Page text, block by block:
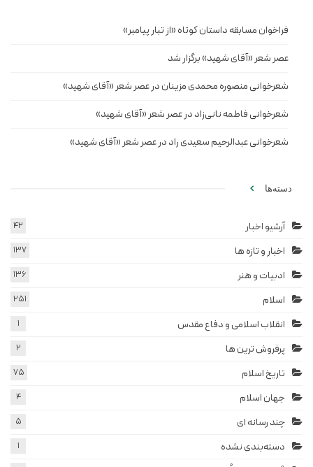
فراخوان مسابقه داستان کوتاه «از تبار پیامبر»
عصر شعر «آقای شهید» برگزار شد
شعرخوانی منصوره محمدی مزینان در عصر شعر «آقای شهید»
شعرخوانی فاطمه نانی‌زاد در عصر شعر «آقای شهید»
شعرخوانی عبدالرحیم سعیدی راد در عصر شعر «آقای شهید»
دسته‌ها
آرشیو اخبار 42
اخبار و تازه ها 137
ادبیات و هنر 136
اسلام 251
انقلاب اسلامی و دفاع مقدس 1
پرفروش ترین ها 2
تاریخ اسلام 75
جهان اسلام 4
چند رسانه ای 5
دسته‌بندی نشده 1